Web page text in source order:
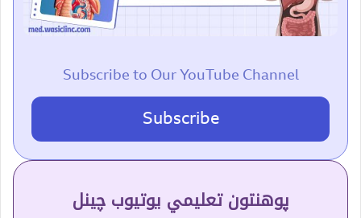
Subscribe to Our YouTube Channel
Subscribe
پوهنتون تعلیمي یوتیوب چینل